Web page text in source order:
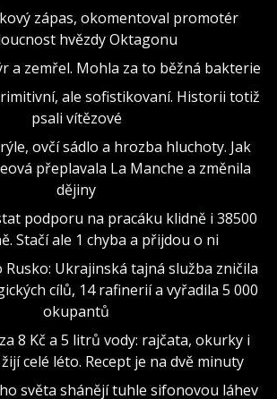
zápas, okomentoval promotér
hvězdy Oktagonu
a zemřel. Mohla za to běžná bakterie
ale sofistikovaní. Historii totiž
psali vítězové
ovčí sádlo a hrozba hluchoty. Jak
přeplavala La Manche a změnila
dějiny
podporu na pracáku klidně i 38500
Stačí ale 1 chyba a přijdou o ni
Rusko: Ukrajinská tajná služba zničila
cílů, 14 rafinerií a vyřadila 5 000
okupantů
8 Kč a 5 litrů vody: rajčata, okurky i
celé léto. Recept je na dvě minuty
světa shánějí tuhle sifonovou láhev